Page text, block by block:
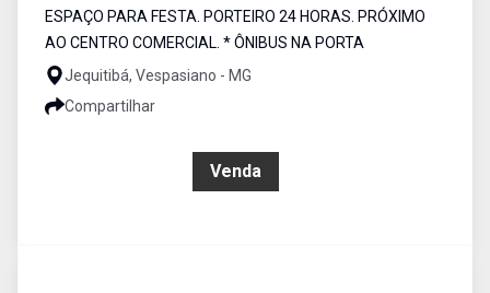
ESPAÇO PARA FESTA. PORTEIRO 24 HORAS. PRÓXIMO
AO CENTRO COMERCIAL. * ÔNIBUS NA PORTA
Jequitibá, Vespasiano - MG
Compartilhar
Venda